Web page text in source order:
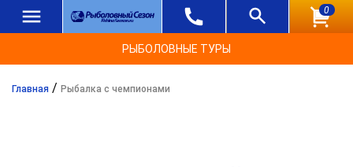
0
РЫБОЛОВНЫЕ ТУРЫ
Главная / Рыбалка с чемпионами